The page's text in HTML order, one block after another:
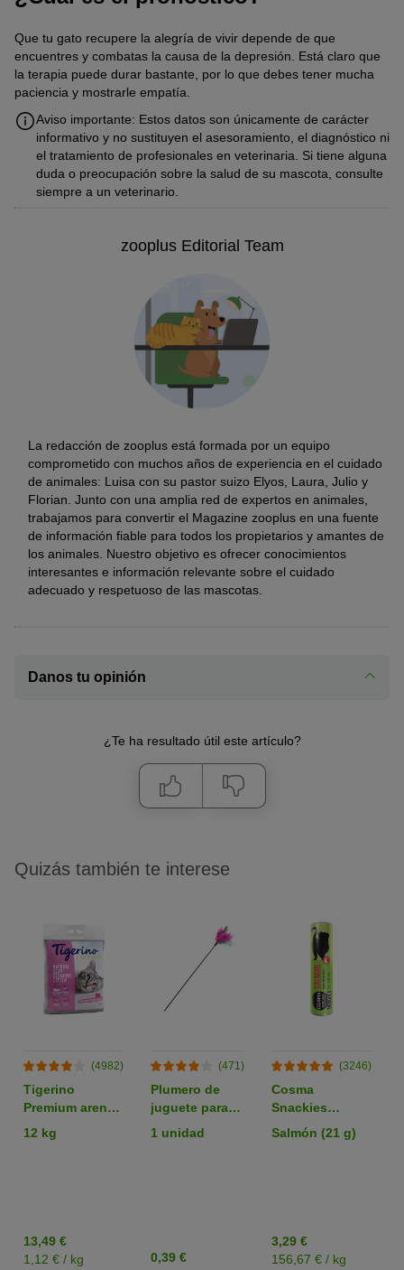
Que tu gato recupere la alegría de vivir depende de que
encuentres y combatas la causa de la depresión. Está claro que
la terapia puede durar bastante, por lo que debes tener mucha
paciencia y mostrarle empatía.
Aviso importante: Estos datos son únicamente de carácter
informativo y no sustituyen el asesoramiento, el diagnóstico ni
el tratamiento de profesionales en veterinaria. Si tiene alguna
duda o preocupación sobre la salud de su mascota, consulte
siempre a un veterinario.
zooplus Editorial Team
La redacción de zooplus está formada por un equipo
comprometido con muchos años de experiencia en el cuidado
de animales: Luisa con su pastor suizo Elyos, Laura, Julio y
Florian. Junto con una amplia red de expertos en animales,
trabajamos para convertir el Magazine zooplus en una fuente
de información fiable para todos los propietarios y amantes de
los animales. Nuestro objetivo es ofrecer conocimientos
interesantes e información relevante sobre el cuidado
adecuado y respetuoso de las mascotas.
Danos tu opinión
¿Te ha resultado útil este artículo?
Quizás también te interese
(4982)
Tigerino
Premium arena
aglomerante
con olor a talco
12 kg
13,49 €
1,12 € / kg
(471)
Plumero de
juguete para
gatos
1 unidad
0,39 €
(3246)
Cosma
Snackies
liofilizados
snacks para
Salmón (21 g)
3,29 €
156,67 € / kg